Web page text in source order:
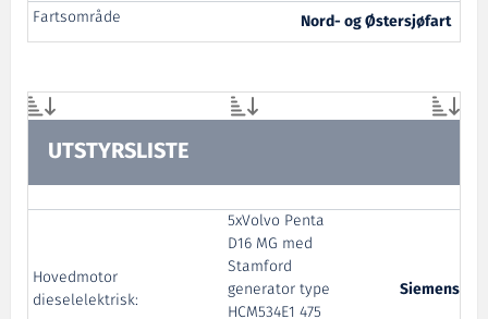
Fartsområde
Nord- og Østersjøfart
UTSTYRSLISTE
Hovedmotor
dieselelektrisk:
5xVolvo Penta
D16 MG med
Stamford
generator type
HCM534E1 475
Siemens